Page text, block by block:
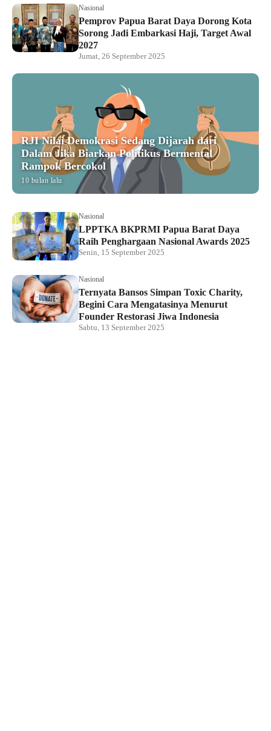
Nasional
Pemprov Papua Barat Daya Dorong Kota
Sorong Jadi Embarkasi Haji, Target Awal
2027
Jumat, 26 September 2025
RJI Nilai Demokrasi Sedang Dijarah dari
Dalam Jika Biarkan Politikus Bermental
Rampok Bercokol
10 bulan lalu
Nasional
LPPTKA BKPRMI Papua Barat Daya
Raih Penghargaan Nasional Awards 2025
Senin, 15 September 2025
Nasional
Ternyata Bansos Simpan Toxic Charity,
Begini Cara Mengatasinya Menurut
Founder Restorasi Jiwa Indonesia
Sabtu, 13 September 2025